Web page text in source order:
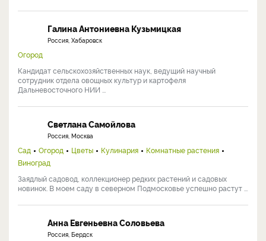
Галина Антониевна Кузьмицкая
Россия, Хабаровск
Огород
Кандидат сельскохозяйственных наук, ведущий научный
сотрудник отдела овощных культур и картофеля
Дальневосточного НИИ ...
Светлана Самойлова
Россия, Москва
Сад Огород Цветы Кулинария
Комнатные растения
Виноград
Заядлый садовод, коллекционер редких растений и садовых
новинок. В моем саду в северном Подмосковье успешно растут ...
Анна Евгеньевна Соловьева
Россия, Бердск